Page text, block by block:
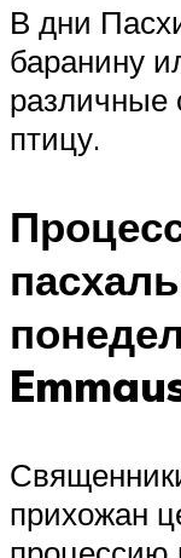
В дни
баранину
различные
птицу.
прихожан